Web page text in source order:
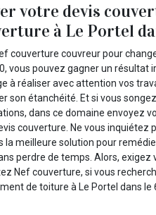
votre devis
à Le Portel
couverture couvreur pour
vous pouvez gagner un résultat
à réaliser avec attention vos
son étanchéité. Et si vous
dans ce domaine envoyez
couverture. Ne vous inquiétez
la meilleure solution pour
perdre de temps. Alors,
Nef couverture, si vous
de toiture à Le Portel dans le